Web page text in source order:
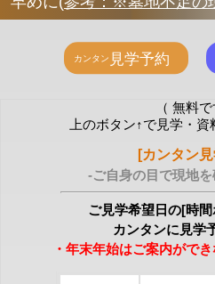
（ 無料で
上のボタン↑で見学・
[カンタン
-ご自身の目で現地
ご見学希望日の[時
カンタンに見学
・年末年始はご案内がで